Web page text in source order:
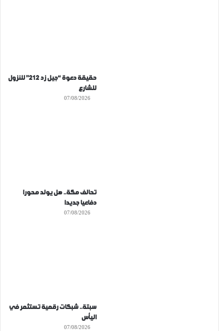
حقيقة دعوة “جيل زد 212” للنزول
للشارع
07/08/2026
تحالف مكة.. هل يولد محورا
دفاعيا جديدا
07/08/2026
سبتة.. شبكات رقمية تستثمر في
اليأس
07/08/2026